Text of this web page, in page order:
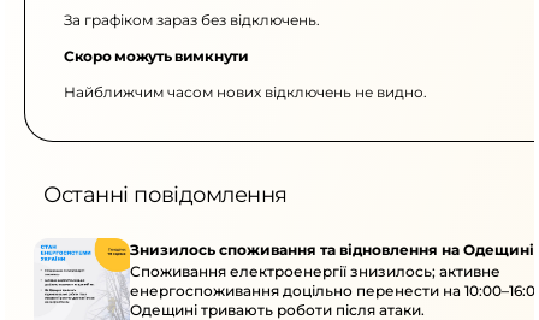
За графіком зараз без відключень.
Скоро можуть вимкнути
Найближчим часом нових відключень не видно.
Останні повідомлення
Знизилось споживання та відновлення на Одещині
Споживання електроенергії знизилось; активне
енергоспоживання доцільно перенести на
Одещині тривають роботи після атаки.